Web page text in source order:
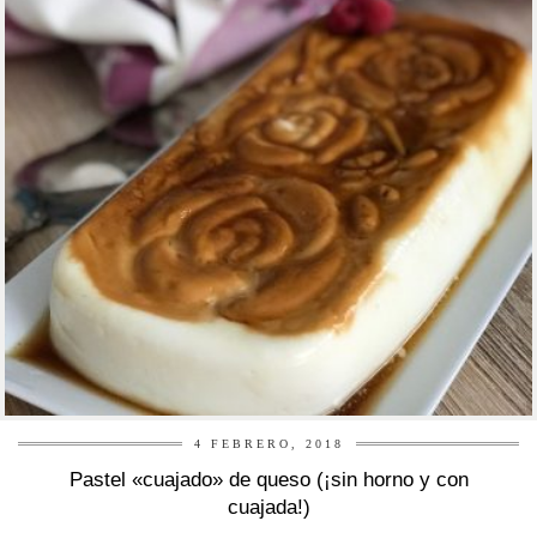
4 FEBRERO, 2018
Pastel «cuajado» de queso (¡sin horno y con
cuajada!)